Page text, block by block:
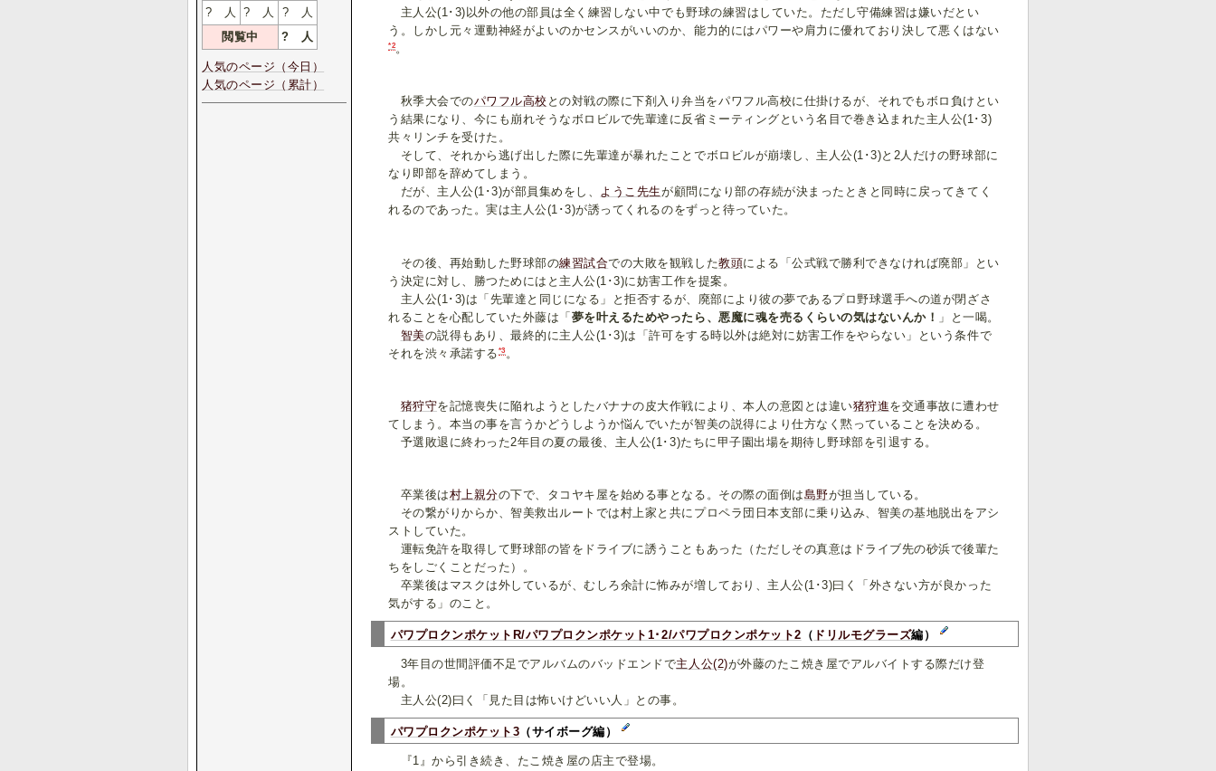
主人公(1･3)以外の他の部員は全く練習しない中でも野球の練習はしていた。ただし守備練習は嫌いだとい
う。しかし元々運動神経がよいのかセンスがいいのか、能力的にはパワーや肩力に優れており決して悪くはない
*2。
秋季大会でのパワフル高校 との対戦の際に下剤入り弁当をパワフル高校に仕掛けるが、それでもボロ負けとい
う結果になり、今にも崩れそうなボロビルで先輩達に反省ミーティングという名目で巻き込まれた主人公(1･3)
共々リンチを受けた。
そして、それから逃げ出した際に先輩達が暴れたことでボロビルが崩壊し、主人公(1･3)と2人だけの野球部に
なり即部を辞めてしまう。
だが、主人公(1･3)が部員集めをし、 ようこ先生が顧問になり部の存続が決まったときと同時に戻ってきてく
れるのであった。実は主人公(1･3)が誘ってくれるのをずっと待っていた。
その後、再始動した野球部の練習試合での大敗を観戦した教頭による「公式戦で勝利できなければ廃部」とい
う決定に対し、勝つためにはと主人公(1･3)に妨害工作を提案。
主人公(1･3)は「先輩達と同じになる」と拒否するが、廃部により彼の夢であるプロ野球選手への道が閉ざさ
れることを心配していた外藤は「夢を叶えるためやったら、悪魔に魂を売るくらいの気はないんか！ 」と一喝。
智美の説得もあり、最終的に主人公(1･3)は「許可をする時以外は絶対に妨害工作をやらない」という条件で
それを渋々承諾する *3。
猪狩守を記憶喪失に陥れようとしたバナナの皮大作戦により、本人の意図とは違い猪狩進を交通事故に遭わせ
てしまう。本当の事を言うかどうしようか悩んでいたが智美の説得により仕方なく黙っていることを決める。
予選敗退に終わった2年目の夏の最後、主人公(1･3)たちに甲子園出場を期待し野球部を引退する。
卒業後は村上親分の下で、タコヤキ屋を始める事となる。その際の面倒は島野が担当している。
その繋がりからか、智美救出ルートでは村上家と共にプロペラ団日本支部に乗り込み、智美の基地脱出をアシ
ストしていた。
運転免許を取得して野球部の皆をドライブに誘うこともあった（ただしその真意はドライブ先の砂浜で後輩た
ちをしごくことだった）。
卒業後はマスクは外しているが、むしろ余計に怖みが増しており、主人公(1･3)曰く「外さない方が良かった
気がする」のこと。
パワプロクンポケットR/パワプロクンポケット1･2/パワプロクンポケット2 （ ドリルモグラーズ編）
3年目の世間評価不足でアルバムのバッドエンドで主人公(2)が外藤のたこ焼き屋でアルバイトする際だけ登
場。
主人公(2)曰く「見た目は怖いけどいい人」との事。
パワプロクンポケット3 （サイボーグ編）
『1』から引き続き、たこ焼き屋の店主で登場。
? 人 ? 人 ? 人
閲覧中
? 人
人気のページ（今日）
人気のページ（累計）